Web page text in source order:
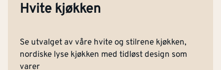
Hvite kjøkken
Se utvalget av våre hvite og stilrene kjøkken,
nordiske lyse kjøkken med tidløst design som
varer